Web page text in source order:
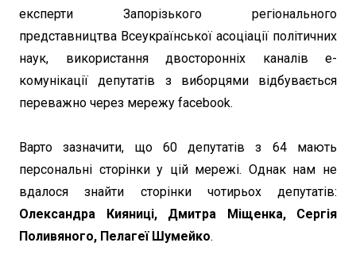
експерти Запорізького регіонального
представництва Всеукраїнської асоціації політичних
наук, використання двосторонніх каналів е-
комунікації депутатів з виборцями відбувається
переважно через мережу facebook.
Варто зазначити, що 60 депутатів з 64 мають
персональні сторінки у цій мережі. Однак нам не
вдалося знайти сторінки чотирьох депутатів:
Олександра Кияниці, Дмитра Міщенка, Сергія
Поливяного, Пелагеї Шумейко.